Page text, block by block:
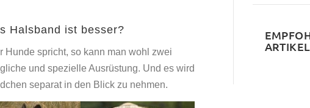
Halsband ist besser?
Hunde spricht, so kann man wohl zwei
und spezielle Ausrüstung. Und es wird
separat in den Blick zu nehmen.
ARTIKEL